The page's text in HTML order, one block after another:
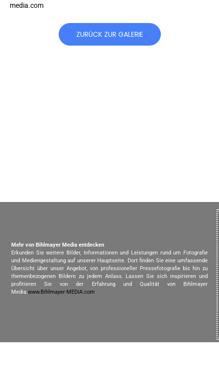
media.com
ZURÜCK ZUR GALERIE
Mehr von Bihlmayer Media entdecken
Erkunden Sie weitere Bilder, Informationen und Leistungen rund um Fotografie
und Mediengestaltung auf unserer Hauptseite. Dort finden Sie eine umfassende
Übersicht über unser Angebot, von professioneller Pressefotografie bis hin zu
themenbezogenen Bildern zu jedem Anlass. Lassen Sie sich inspirieren und
profitieren Sie von der Erfahrung und Qualität von Bihlmayer
Media.www.Bihlmayer-MEDIA.com